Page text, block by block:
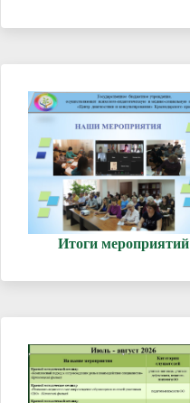
Итоги мероприятий